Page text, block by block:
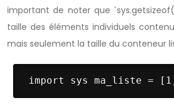
important de noter que
taille des éléments individuels
mais seulement la taille du conteneur
import sys ma_liste =